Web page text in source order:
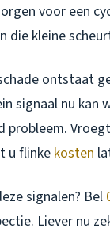
voor een
die kleine
ontstaat
signaal nu kan
probleem.
u flinke kosten
signalen? Bel
Liever nu